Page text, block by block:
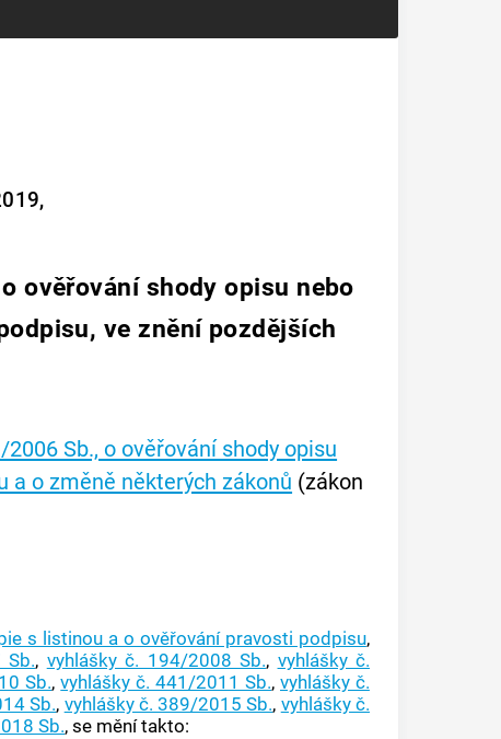
ověřování shody opisu nebo
ve znění pozdějších
2006 Sb., o ověřování shody opisu
a o změně některých zákonů (zákon
s listinou a o ověřování pravosti podpisu,
Sb., vyhlášky č. 194/2008 Sb., vyhlášky č.
Sb.,vyhlášky č. 441/2011 Sb., vyhlášky č.
Sb., vyhlášky č. 389/2015 Sb., vyhlášky č.
Sb., se mění takto: